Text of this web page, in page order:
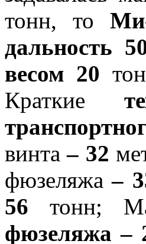
тонн, то
дальность
весом 20
Краткие
винта– 32
фюзеляжа–
56 тонн;
фюзеляжа –